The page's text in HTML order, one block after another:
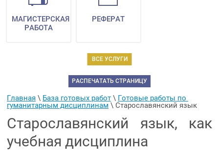
ВСЕ УСЛУГИ
МАГИСТЕРСКАЯ
РАБОТА
РЕФЕРАТ
РАСПЕЧАТАТЬ СТРАНИЦУ
Главная \ База готовых работ \ Готовые работы по
гуманитарным дисциплинам \ Старославянский язык
Старославянский язык, как
учебная дисциплина